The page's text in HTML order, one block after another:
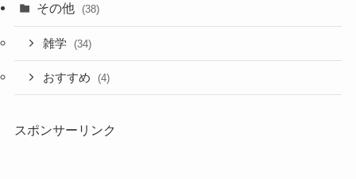
その他 (38)
雑学 (34)
おすすめ (4)
スポンサーリンク